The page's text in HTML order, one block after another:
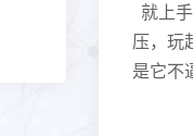
就上
压，玩
是它不